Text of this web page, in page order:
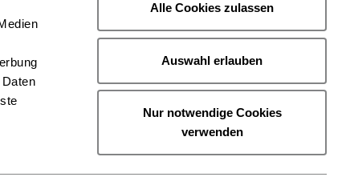
Alle Cookies zulassen
Auswahl erlauben
Nur notwendige Cookies
verwenden